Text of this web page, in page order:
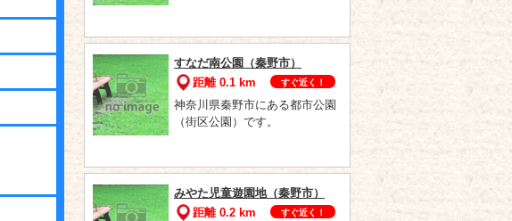
すなだ南公園（秦野市）
距離 0.1 km
すぐ近く！
神奈川県秦野市にある都市公園
（街区公園）です。
みやた児童遊園地（秦野市）
距離 0.2 km
すぐ近く！